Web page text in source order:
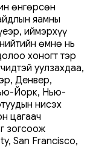
өнгөрсөн
яамны
иймэрхүү
өмнө нь
хоногт тэр
уулзахдаа,
Денвер,
Йорк, Нью-
нисэх
цагаач
зогсоож
San Francisco,